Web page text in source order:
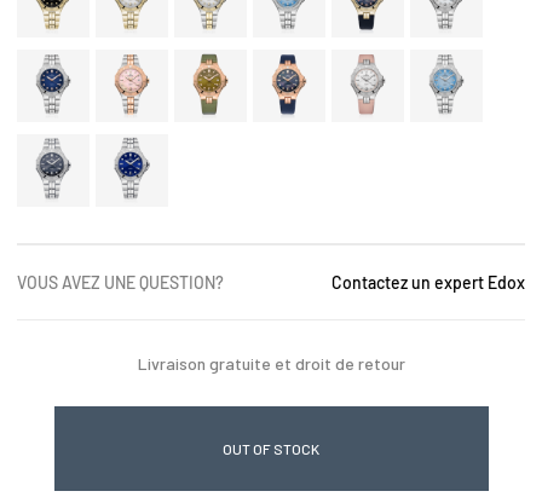
VOUS AVEZ UNE QUESTION? Contactez un expert Edox
Livraison gratuite et droit de retour
OUT OF STOCK